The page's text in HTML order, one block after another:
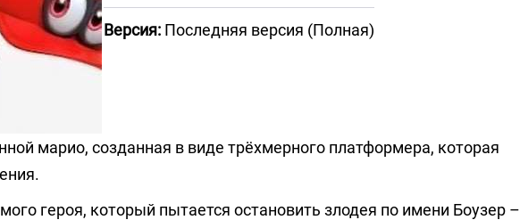
Версия:Последняя версия (Полная)
марио, созданная в виде трёхмерного платформера, которая
героя, который пытается остановить злодея по имени Боузер –